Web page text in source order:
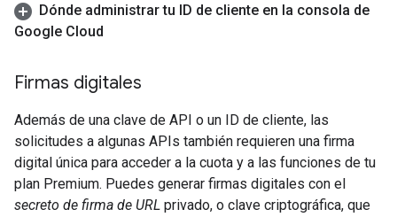
Dónde administrar tu ID de cliente en la consola de
Google Cloud
Firmas digitales
Además de una clave de API o un ID de cliente, las
solicitudes a algunas APIs también requieren una firma
digital única para acceder a la cuota y a las funciones de tu
plan Premium. Puedes generar firmas digitales con el
secreto de firma de URL privado, o clave criptográfica, que